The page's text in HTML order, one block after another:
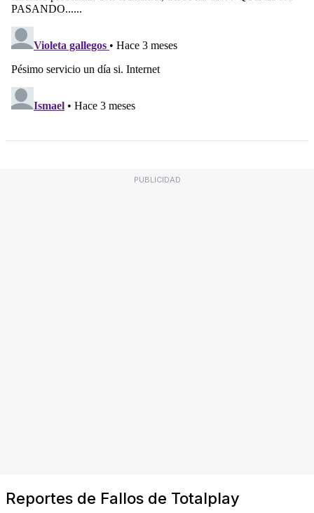
PUBLICIDAD
Reportes de Fallos de Totalplay